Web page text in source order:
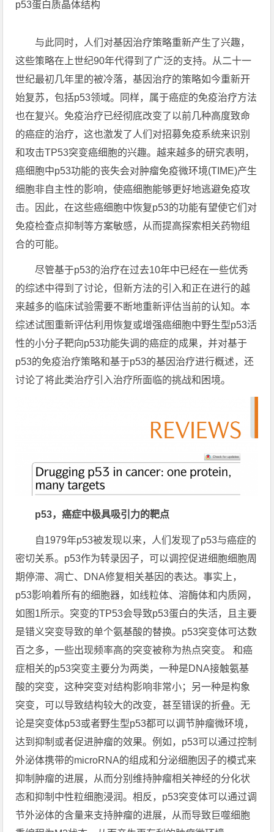
p53蛋白质晶体结构
与此同时，人们对基因治疗策略重新产生了兴趣，
这些策略在上世纪90年代得到了广泛的支持。从二十一
世纪最初几年里的被冷落，基因治疗的策略如今重新开
始复苏，包括p53领域。同样，属于癌症的免疫治疗方法
也在复兴。免疫治疗已经彻底改变了以前几种高度致命
的癌症的治疗，这也激发了人们对招募免疫系统来识别
和攻击TP53突变癌细胞的兴趣。越来越多的研究表明，
癌细胞中p53功能的丧失会对肿瘤免疫微环境(TIME)产生
细胞非自主性的影响，使癌细胞能够更好地逃避免疫攻
击。因此，在这些癌细胞中恢复p53的功能有望使它们对
免疫检查点抑制等方案敏感，从而提高探索相关药物组
合的可能。
尽管基于p53的治疗在过去10年中已经在一些优秀
的综述中得到了讨论，但新方法的引入和正在进行的越
来越多的临床试验需要不断地重新评估当前的认知。本
综述试图重新评估利用恢复或增强癌细胞中野生型p53活
性的小分子靶向p53功能失调的癌症的成果，并对基于
p53的免疫治疗策略和基于p53的基因治疗进行概述，还
讨论了将此类治疗引入治疗所面临的挑战和困境。
p53，癌症中极具吸引力的靶点
自1979年p53被发现以来，人们发现了p53与癌症的
密切关系。p53作为转录因子，可以调控促进细胞细胞周
期停滞、凋亡、DNA修复相关基因的表达。事实上，
p53影响着所有的细胞器，如线粒体、溶酶体和内质网，
如图1所示。突变的TP53会导致p53蛋白的失活，且主要
是错义突变导致的单个氨基酸的替换。p53突变体可达数
百之多，一些出现频率高的突变被称为热点突变。 和癌
症相关的p53突变主要分为两类，一种是DNA接触氨基
酸的突变，这种突变对结构影响非常小；另一种是构象
突变，可以导致结构较大的改变，甚至错误的折叠。无
论是突变体p53或者野生型p53都可以调节肿瘤微环境，
达到抑制或者促进肿瘤的效果。例如，p53可以通过控制
外泌体携带的microRNA的组成和分泌细胞因子的模式来
抑制肿瘤的进展，从而分别维持肿瘤相关神经的分化状
态和抑制中性粒细胞浸润。相反，p53突变体可以通过调
节外泌体的含量来支持肿瘤的进展，从而导致巨噬细胞